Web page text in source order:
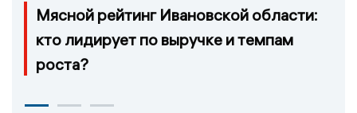
Мясной рейтинг Ивановской области:
кто лидирует по выручке и темпам
роста?